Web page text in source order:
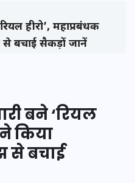
हीरो’, महाप्रबंधक
बचाई सैकड़ों जानें
बने ‘रियल
ने किया
से बचाई